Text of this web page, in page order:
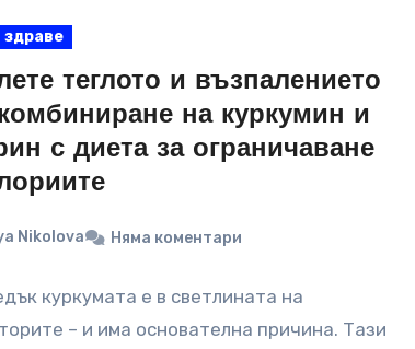
здраве
теглото и възпалението
на куркумин и
с диета за ограничаване
Nikolova Няма коментари
куркумата е в светлината на
– и има основателна причина. Тази